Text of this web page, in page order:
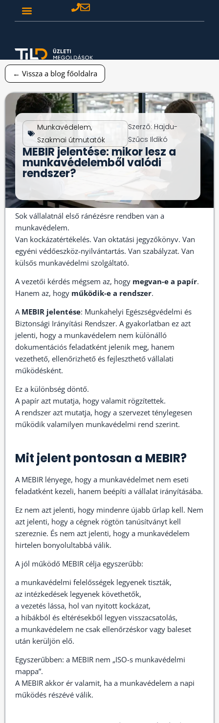
← Vissza a blog főoldalra
Munkavédelem,
Szakmai útmutatók
Szerző: Hajdu-
Szűcs Ildikó
MEBIR jelentése: mikor lesz a
munkavédelemből valódi
rendszer?
Sok vállalatnál első ránézésre rendben van a
munkavédelem.
Van kockázatértékelés. Van oktatási jegyzőkönyv. Van
egyéni védőeszköz-nyilvántartás. Van szabályzat. Van
külsős munkavédelmi szolgáltató.
A vezetői kérdés mégsem az, hogy megvan-e a papír.
Hanem az, hogy működik-e a rendszer.
A MEBIR jelentése: Munkahelyi Egészségvédelmi és
Biztonsági Irányítási Rendszer. A gyakorlatban ez azt
jelenti, hogy a munkavédelem nem különálló
dokumentációs feladatként jelenik meg, hanem
vezethető, ellenőrizhető és fejleszthető vállalati
működésként.
Ez a különbség döntő.
A papír azt mutatja, hogy valamit rögzítettek.
A rendszer azt mutatja, hogy a szervezet ténylegesen
működik valamilyen munkavédelmi rend szerint.
Mit jelent pontosan a MEBIR?
A MEBIR lényege, hogy a munkavédelmet nem eseti
feladatként kezeli, hanem beépíti a vállalat irányításába.
Ez nem azt jelenti, hogy mindenre újabb űrlap kell. Nem
azt jelenti, hogy a cégnek rögtön tanúsítványt kell
szereznie. És nem azt jelenti, hogy a munkavédelem
hirtelen bonyolultabbá válik.
A jól működő MEBIR célja egyszerűbb:
a munkavédelmi felelősségek legyenek tiszták,
az intézkedések legyenek követhetők,
a vezetés lássa, hol van nyitott kockázat,
a hibákból és eltérésekből legyen visszacsatolás,
a munkavédelem ne csak ellenőrzéskor vagy baleset
után kerüljön elő.
Egyszerűbben: a MEBIR nem „ISO-s munkavédelmi
mappa”.
A MEBIR akkor ér valamit, ha a munkavédelem a napi
működés részévé válik.